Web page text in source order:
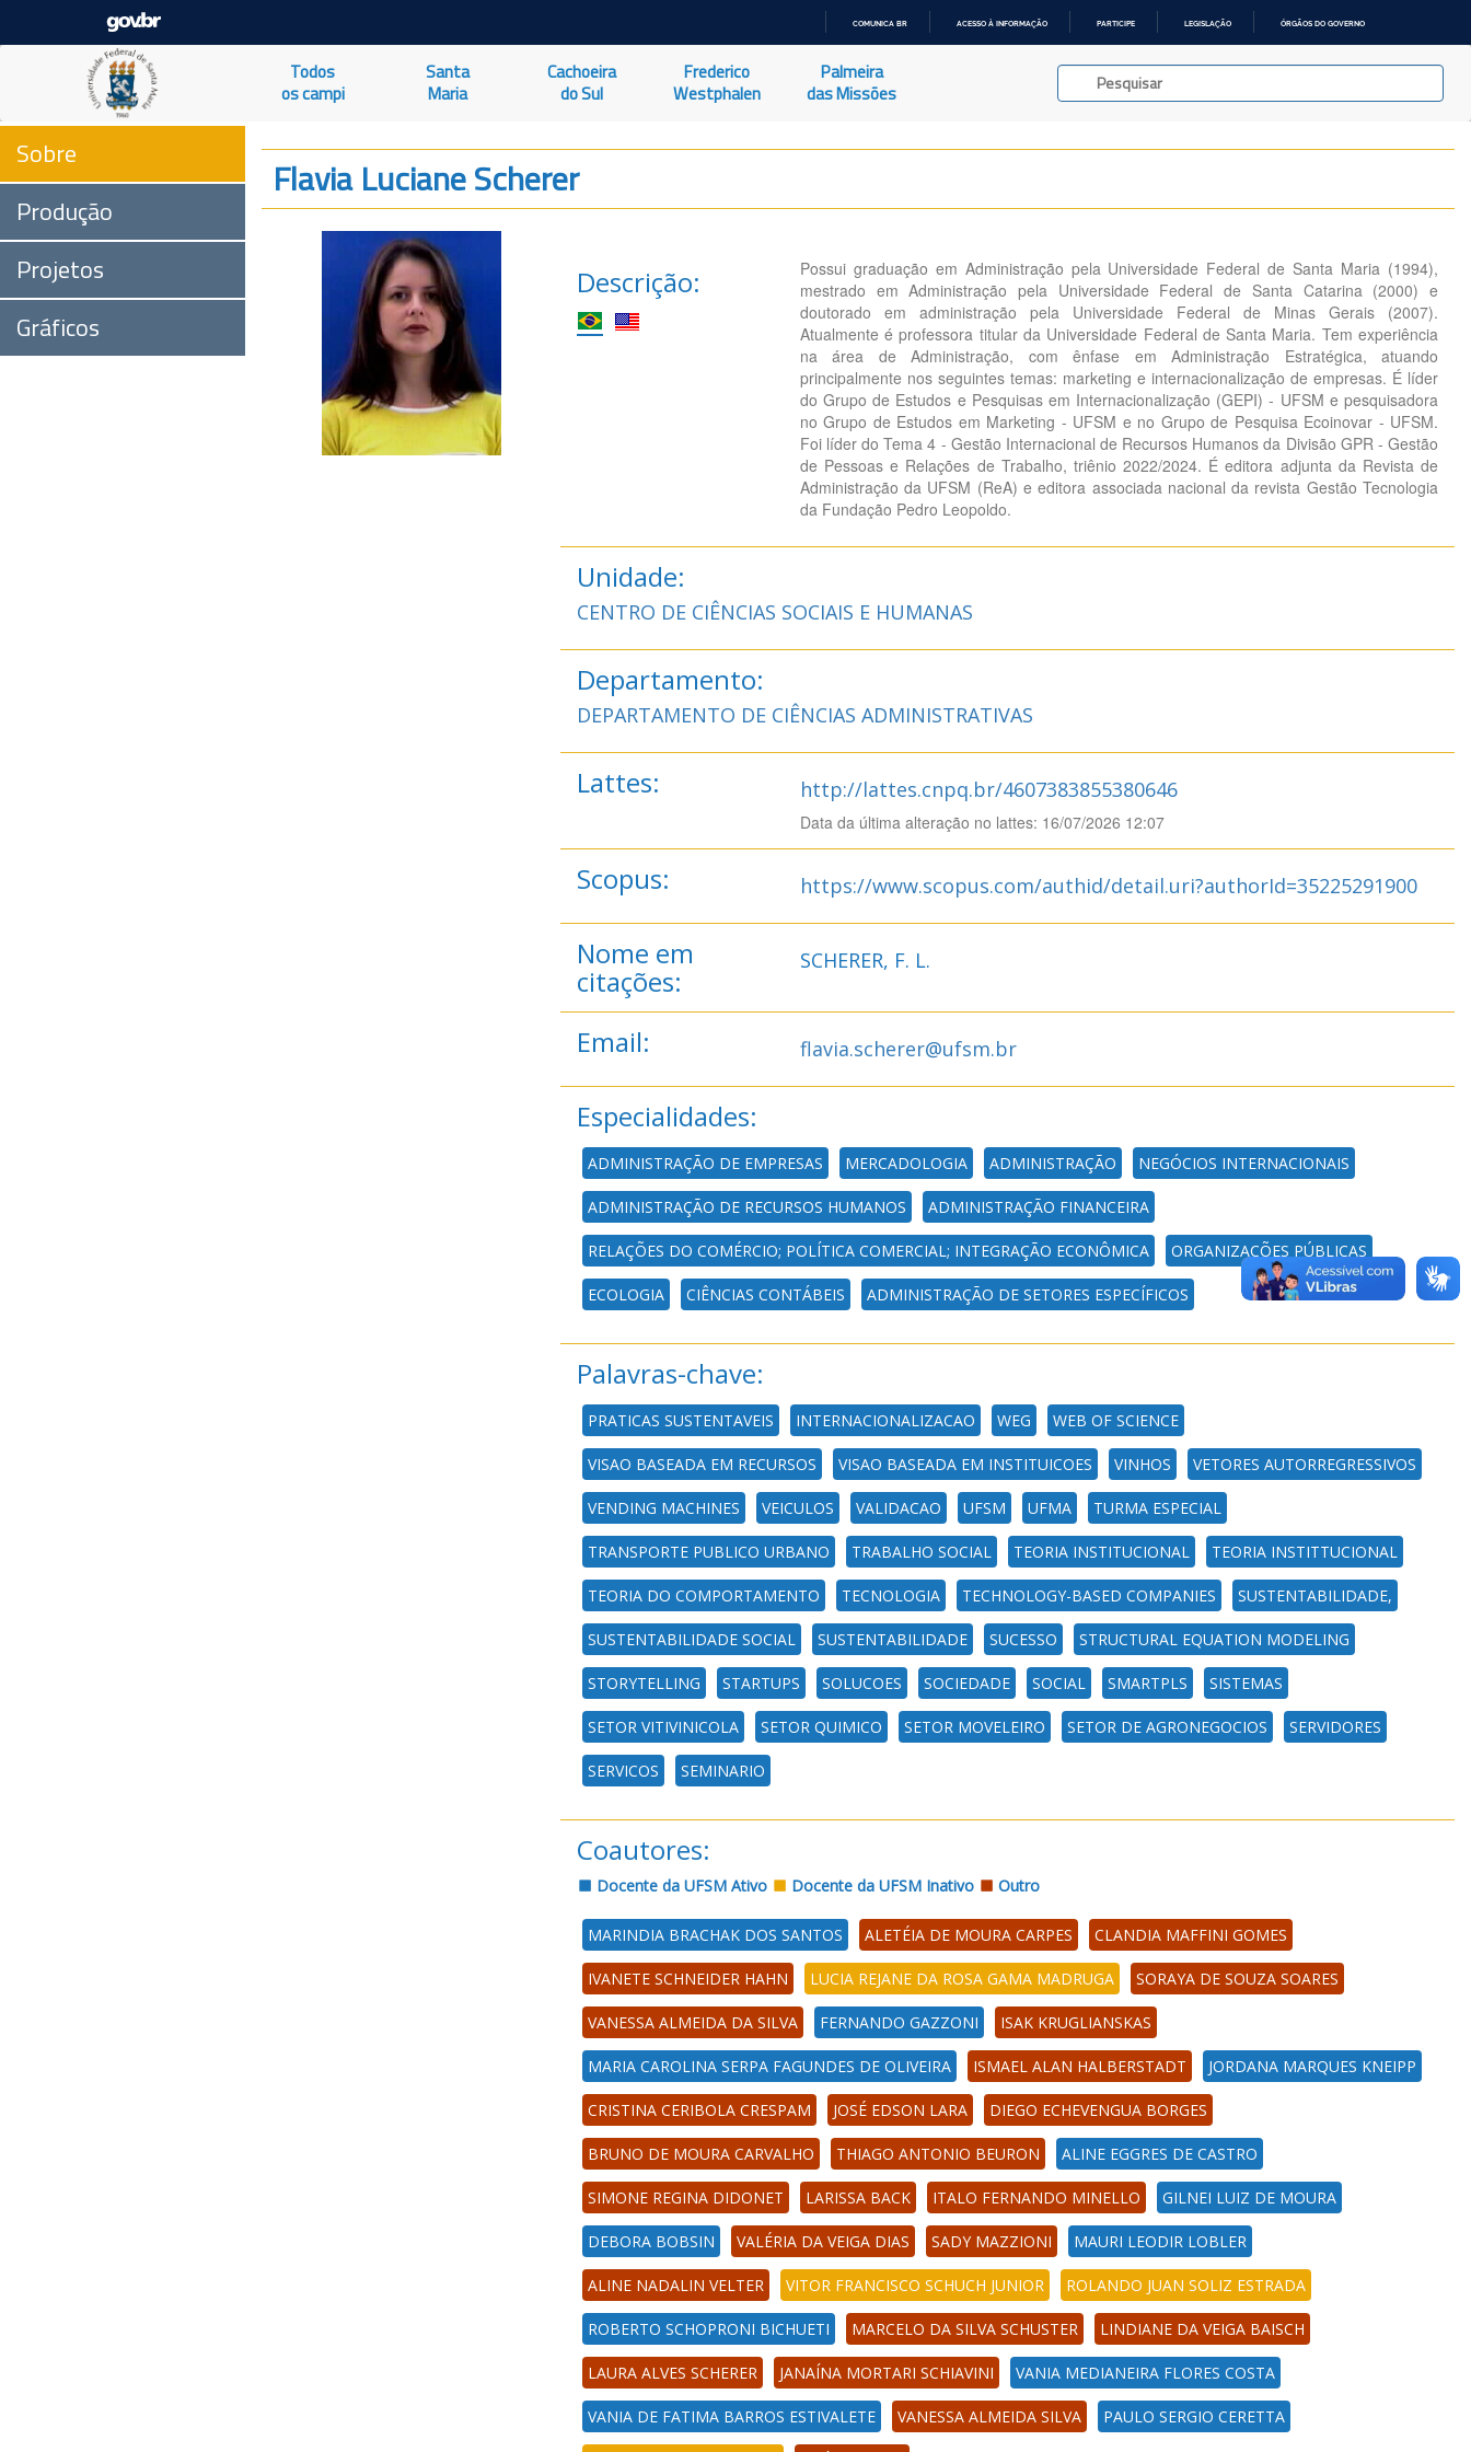
O
COMUNICA BR ACESSO À INFORMAÇÃO PARTICIPE LEGISLAÇÃO ÓRGÃOS DO GOVERNO
Todos
os campi
Santa
Maria
Cachoeira
do Sul
Frederico
Westphalen
Palmeira
das Missões
Sobre
Produção
Projetos
Gráficos
Flavia Luciane Scherer
Descrição:
Possui graduação em Administração pela Universidade Federal de Santa Maria (1994),
mestrado em Administração pela Universidade Federal de Santa Catarina (2000) e
doutorado em administração pela Universidade Federal de Minas Gerais (2007).
Atualmente é professora titular da Universidade Federal de Santa Maria. Tem experiência
na área de Administração, com ênfase em Administração Estratégica, atuando
principalmente nos seguintes temas: marketing e internacionalização de empresas. É líder
do Grupo de Estudos e Pesquisas em Internacionalização (GEPI) - UFSM e pesquisadora
no Grupo de Estudos em Marketing - UFSM e no Grupo de Pesquisa Ecoinovar - UFSM.
Foi líder do Tema 4 - Gestão Internacional de Recursos Humanos da Divisão GPR - Gestão
de Pessoas e Relações de Trabalho, triênio 2022/2024. É editora adjunta da Revista de
Administração da UFSM (ReA) e editora associada nacional da revista Gestão Tecnologia
da Fundação Pedro Leopoldo.
Unidade:
CENTRO DE CIÊNCIAS SOCIAIS E HUMANAS
Departamento:
DEPARTAMENTO DE CIÊNCIAS ADMINISTRATIVAS
Lattes: http://lattes.cnpq.br/4607383855380646
Data da última alteração no lattes: 16/07/2026 12:07
Scopus: https://www.scopus.com/authid/detail.uri?authorId=35225291900
Nome em
citações:
SCHERER, F. L.
Email: flavia.scherer@ufsm.br
Especialidades:
ADMINISTRAÇÃO DE EMPRESAS MERCADOLOGIA ADMINISTRAÇÃO NEGÓCIOS INTERNACIONAIS
ADMINISTRAÇÃO DE RECURSOS HUMANOS ADMINISTRAÇÃO FINANCEIRA
RELAÇÕES DO COMÉRCIO; POLÍTICA COMERCIAL; INTEGRAÇÃO ECONÔMICA ORGANIZAÇÕES PÚBLICAS
ECOLOGIA CIÊNCIAS CONTÁBEIS ADMINISTRAÇÃO DE SETORES ESPECÍFICOS
Palavras-chave:
PRATICAS SUSTENTAVEIS INTERNACIONALIZACAO WEG WEB OF SCIENCE
VISAO BASEADA EM RECURSOS VISAO BASEADA EM INSTITUICOES VINHOS VETORES AUTORREGRESSIVOS
VENDING MACHINES VEICULOS VALIDACAO UFSM UFMA TURMA ESPECIAL
TRANSPORTE PUBLICO URBANO TRABALHO SOCIAL TEORIA INSTITUCIONAL TEORIA INSTITTUCIONAL
TEORIA DO COMPORTAMENTO TECNOLOGIA TECHNOLOGY-BASED COMPANIES SUSTENTABILIDADE,
SUSTENTABILIDADE SOCIAL SUSTENTABILIDADE SUCESSO STRUCTURAL EQUATION MODELING
STORYTELLING STARTUPS SOLUCOES SOCIEDADE SOCIAL SMARTPLS SISTEMAS
SETOR VITIVINICOLA SETOR QUIMICO SETOR MOVELEIRO SETOR DE AGRONEGOCIOS SERVIDORES
SERVICOS SEMINARIO
Coautores:
Docente da UFSM Ativo Docente da UFSM Inativo Outro
MARINDIA BRACHAK DOS SANTOS ALETÉIA DE MOURA CARPES CLANDIA MAFFINI GOMES
IVANETE SCHNEIDER HAHN LUCIA REJANE DA ROSA GAMA MADRUGA SORAYA DE SOUZA SOARES
VANESSA ALMEIDA DA SILVA FERNANDO GAZZONI ISAK KRUGLIANSKAS
MARIA CAROLINA SERPA FAGUNDES DE OLIVEIRA ISMAEL ALAN HALBERSTADT JORDANA MARQUES KNEIPP
CRISTINA CERIBOLA CRESPAM JOSÉ EDSON LARA DIEGO ECHEVENGUA BORGES
BRUNO DE MOURA CARVALHO THIAGO ANTONIO BEURON ALINE EGGRES DE CASTRO
SIMONE REGINA DIDONET LARISSA BACK ITALO FERNANDO MINELLO GILNEI LUIZ DE MOURA
DEBORA BOBSIN VALÉRIA DA VEIGA DIAS SADY MAZZIONI MAURI LEODIR LOBLER
ALINE NADALIN VELTER VITOR FRANCISCO SCHUCH JUNIOR ROLANDO JUAN SOLIZ ESTRADA
ROBERTO SCHOPRONI BICHUETI MARCELO DA SILVA SCHUSTER LINDIANE DA VEIGA BAISCH
LAURA ALVES SCHERER JANAÍNA MORTARI SCHIAVINI VANIA MEDIANEIRA FLORES COSTA
VANIA DE FATIMA BARROS ESTIVALETE VANESSA ALMEIDA SILVA PAULO SERGIO CERETTA